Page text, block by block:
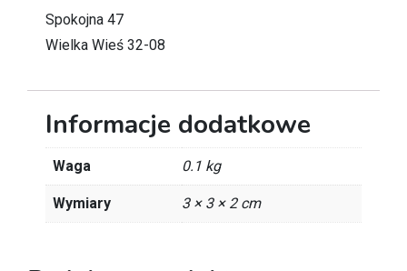
Spokojna 47
Wielka Wieś 32-08
Informacje dodatkowe
Waga 0.1 kg
Wymiary 3 × 3 × 2 cm